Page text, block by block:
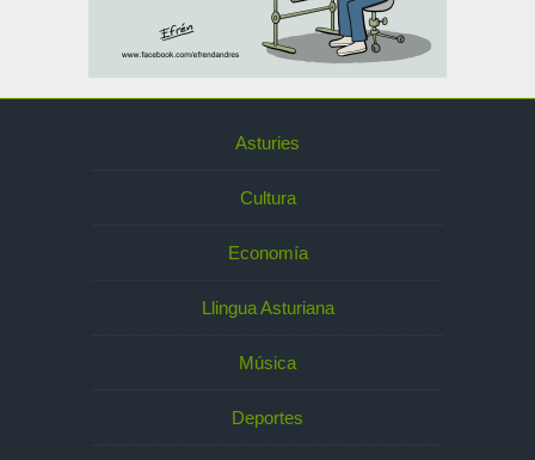
Asturies
Cultura
Economía
Llingua Asturiana
Música
Deportes